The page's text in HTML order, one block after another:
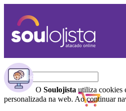
O Soulojista utiliza cookies
personalizada na web. Ao continuar